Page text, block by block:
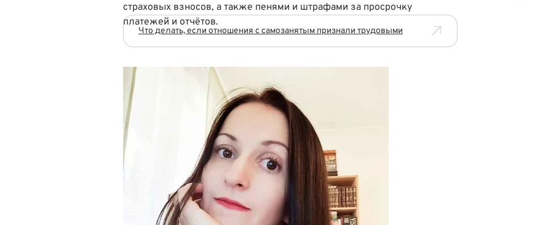
страховых взносов, а также пенями и штрафами за просрочку
платежей и отчётов.
Что делать, если отношения с самозанятым признали трудовыми